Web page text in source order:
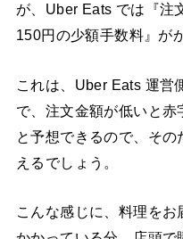
が、Uber Eats では『注
150円の少額手数料』が
これは、Uber Eats 運営
で、注文金額が低いと
と予想できるので、そ
えるでしょう。
こんな感じに、料理を